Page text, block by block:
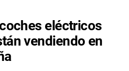
eléctricos
vendiendo en